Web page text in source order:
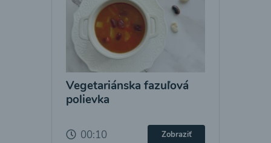
Vegetariánska fazuľová
polievka
00:10 Zobraziť